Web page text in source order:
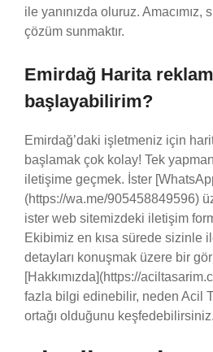
ile yanınızda oluruz. Amacımız,
çözüm sunmaktır.
Emirdağ Harita
başlayabilirim?
Emirdağ’daki işletmeniz için
başlamak çok kolay! Tek
iletişime geçmek. İster
(https://wa.me/905458849596)
ister web sitemizdeki iletişim
Ekibimiz en kısa sürede sizinle
detayları konuşmak üzere bir
[Hakkımızda](https://
fazla bilgi edinebilir, neden Acil
ortağı olduğunu keşfedebilirsiniz.